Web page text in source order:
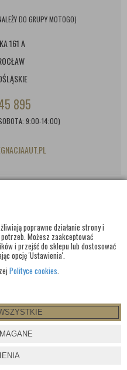
poprawne działanie strony i
Możesz zaakceptować
i przejść do sklepu lub dostosować
opcję 'Ustawienia'.
Polityce cookies.
DO GRUPY MOTOGO)
161 A
895
9:00-14:00)
2017 |PIELEGNACJAAUT.PL